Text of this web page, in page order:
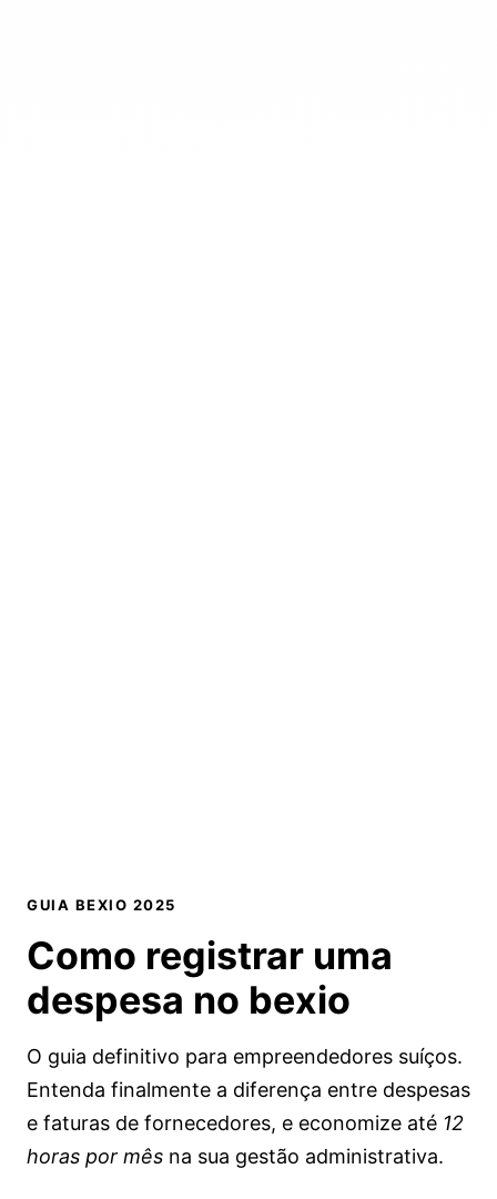
GUIA BEXIO 2025
Como registrar uma
despesa no bexio
O guia definitivo para empreendedores suíços.
Entenda finalmente a diferença entre despesas
e faturas de fornecedores, e economize até 12
horas por mês na sua gestão administrativa.